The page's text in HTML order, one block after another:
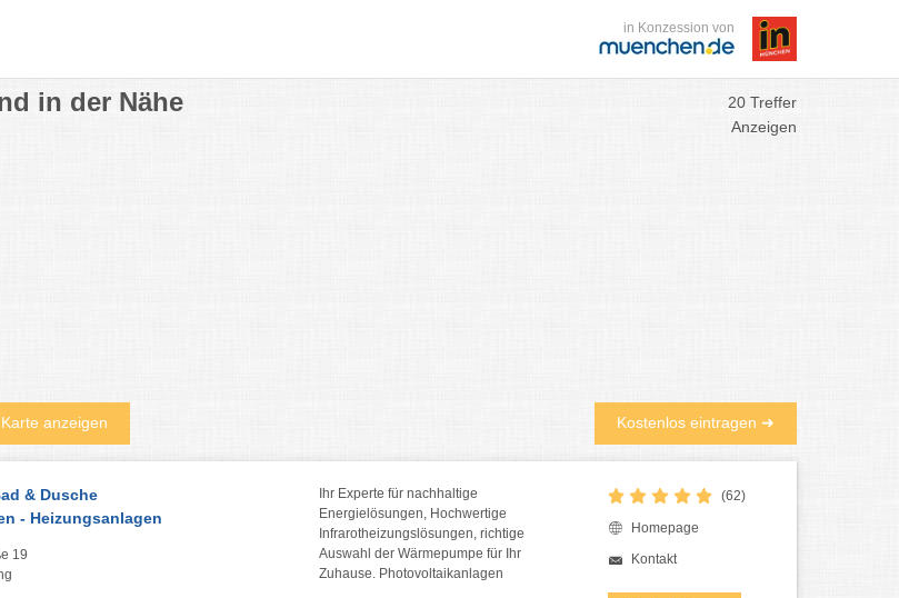
in Konzession von
in der Nähe
20 Treffer
Anzeigen
Karte anzeigen Kostenlos eintragen ➜
& Dusche
- Heizungsanlagen
19
Ihr Experte für nachhaltige
Energielösungen, Hochwertige
Infrarotheizungslösungen, richtige
Auswahl der Wärmepumpe für Ihr
Zuhause. Photovoltaikanlagen
(62)
Homepage
Kontakt